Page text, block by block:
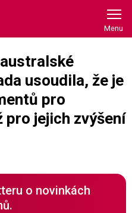
usoudila, že je
pro
jejich zvýšení
o novinkách